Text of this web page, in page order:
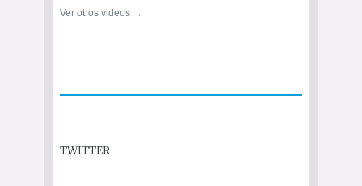
Ver otros videos →
TWITTER